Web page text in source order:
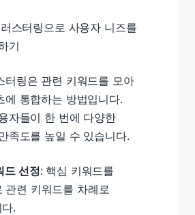
스터링으로 사용자 니즈를
기
터링은 관련 키워드를 모아
에 통합하는 방법입니다.
자들이 한 번에 다양한
족도를 높일 수 있습니다.
드 선정: 핵심 키워드를
관련 키워드를 차례로
.